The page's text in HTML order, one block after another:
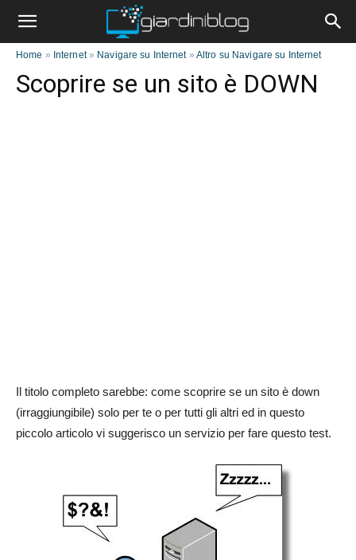
Home » Internet» Navigare su Internet» Altro su Navigare su Internet
Scoprire se un sito è DOWN
Il titolo completo sarebbe: come scoprire se un sito è down
(irraggiungibile) solo per te o per tutti gli altri ed in questo
piccolo articolo vi suggerisco un servizio per fare questo test.